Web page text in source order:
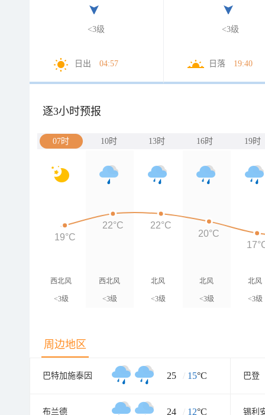
<3级
日出 04:57
<3级
日落 19:40
逐3小时预报
07时 10时 13时 16时 19时
西北风
<3级
西北风
<3级
北风
<3级
北风
<3级
北风
<3级
19°C
22°C 22°C
20°C
周边地区
巴特加施泰因 25 / 15°C 巴登
布兰德 24 / 12°C 锡利